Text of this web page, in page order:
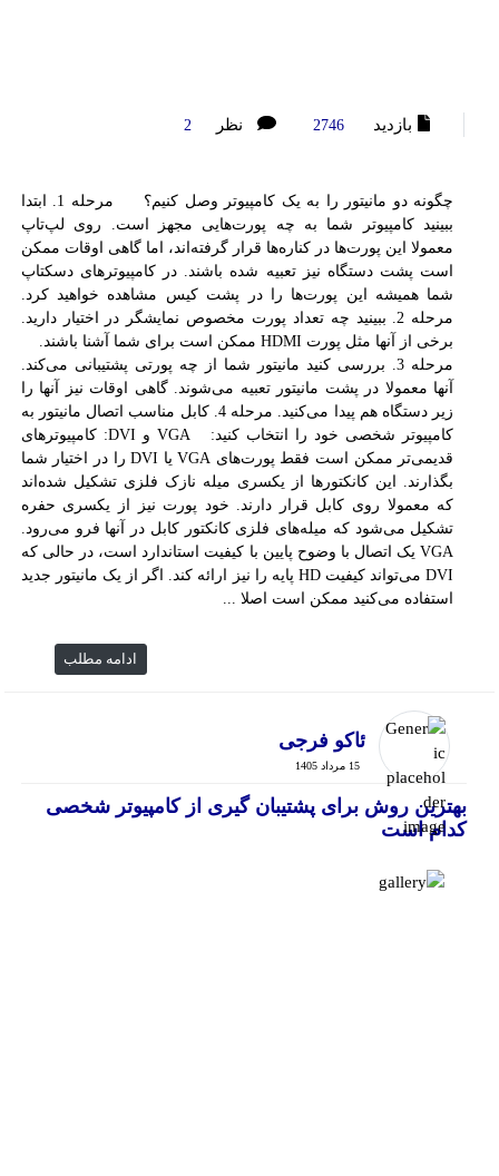
بازدید 2746 نظر 2
چگونه دو مانیتور را به یک کامپیوتر وصل کنیم؟ مرحله 1. ابتدا
ببینید کامپیوتر شما به چه پورت‌هایی مجهز است. روی لپ‌تاپ
معمولا این پورت‌ها در کناره‌ها قرار گرفته‌اند، اما گاهی اوقات ممکن
است پشت دستگاه نیز تعبیه شده باشند. در کامپیوترهای دسکتاپ
شما همیشه این پورت‌ها را در پشت کیس مشاهده خواهید کرد.
مرحله 2. ببینید چه تعداد پورت مخصوص نمایشگر در اختیار دارید.
برخی از آنها مثل پورت HDMI ممکن است برای شما آشنا باشند.
مرحله 3. بررسی کنید مانیتور شما از چه پورتی پشتیبانی می‌کند.
آنها معمولا در پشت مانیتور تعبیه می‌شوند. گاهی اوقات نیز آنها را
زیر دستگاه هم پیدا می‌کنید. مرحله 4. کابل مناسب اتصال مانیتور به
کامپیوتر شخصی خود را انتخاب کنید: VGA و DVI: کامپیوترهای
قدیمی‌تر ممکن است فقط پورت‌های VGA یا DVI را در اختیار شما
بگذارند. این کانکتورها از یکسری میله نازک فلزی تشکیل شده‌اند
که معمولا روی کابل قرار دارند. خود پورت نیز از یکسری حفره
تشکیل می‌شود که میله‌های فلزی کانکتور کابل در آنها فرو می‌رود.
VGA یک اتصال با وضوح پایین با کیفیت استاندارد است، در حالی که
DVI می‌تواند کیفیت HD پایه را نیز ارائه کند. اگر از یک مانیتور جدید
استفاده می‌کنید ممکن است اصلا ...
ادامه مطلب
ئاکو فرجی
15 مرداد 1405
بهترین روش برای پشتیبان گیری از کامپیوتر شخصی
کدام است